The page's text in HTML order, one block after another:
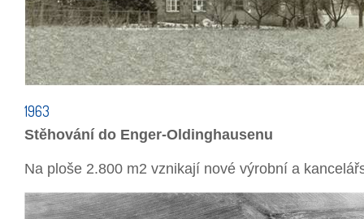
1963
Stěhování do Enger-Oldinghausenu
Na ploše 2.800 m2 vznikají nové výrobní a